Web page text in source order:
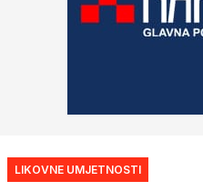
LIKOVNE UMJETNOSTI